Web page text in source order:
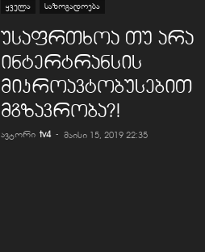
ყველა საზოგადოება
უსაფრთხოა თუ არა
ინტერტრანსის
მიკროავტობუსებით
მგზავრობა?!
ავტორი tv4 - მაისი 15, 2019 22:35